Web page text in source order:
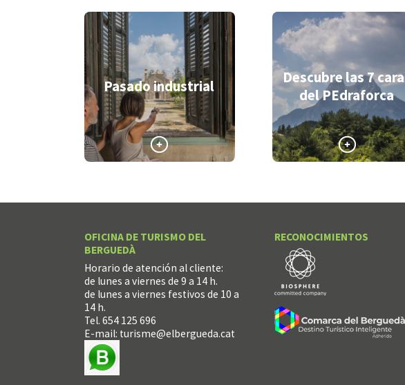
Pasado industrial
Descubre las 7
del PEdraforca
OFICINA DE TURISMO DEL
BERGUEDÀ
Horario de atención al cliente:
de lunes a viernes de 9 a 14 h.
de lunes a viernes festivos de 10 a
14 h.
Tel. 654 125 696
E-mail: turisme@elbergueda.cat
RECONOCIMIENTOS